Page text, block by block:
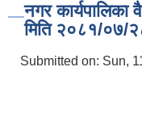
नगर कार्यपालिका
मिति २०८१/०७/
Submitted on: Sun,